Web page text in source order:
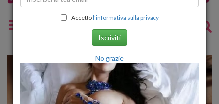
Toggle navigation
Accettol'informativa sulla privacy
Iscriviti
No grazie